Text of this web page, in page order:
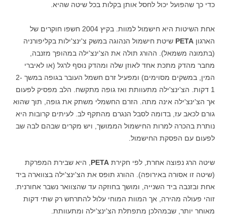
כדי כך שהפועל יכול לחסל אותן בקלות בכל שיטה שהיא.
אחת השיטות היא חישמול למוות. בקיץ 2004 חשפו חוקרים של
הארגון PETA שיטת חישמול הנהוגה במשק צ'ינצ'ילות בקליפורניה
(בתמונה משמאל). ההורג תולה את הצ'ינצ'ילה במהופך מזנבה,
מחבר מהדק מתכת אחד לאוזן שלה ומהדק נוסף לרגל (או לאיברי
המין, במשקים מסוימים) ומפעיל זרם חשמל העובר בגופה במשך 2-
1 דקות. הצ'ינצ'ילה מתעוותת ואז גופה מתקשח. הלב מפסיק לפעום
אך הצ'ינצ'ילה אינה מתה. הזרם החשמלי משתק את גופה, תוך שהוא
גורם לכאב עז, בדומה לסבל הנגרם מהתקף לב. לעיתים קרובות היא
נותרת בהכרה למרות החישמול הממושך, ויש מקרים שבהם לבה שב
לפעום עם הפסקת החישמול.
שיטה הרג נפוצה אחרת, לפי חקירת PETA, היא שבירת המפרקת
(שיטה זו אסורה באירופה). ההורג תופס את הצ'ינצ'ילה בצווארה ביד
אחת ובזנבה ביד השנייה, ומושך בחוזקה עד שהצוואר נשבר אחורנית.
זוהי פעולה מהירה, אך המוות המוחי עלול להתרחש רק שתי דקות
מאוחר יותר, שבמהלכן מתפתלת הצ'ינצ'ילה ומתעוותת.